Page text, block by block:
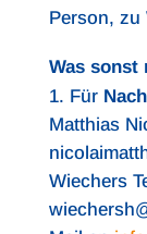
Person, zu
Was sonst
Für
Matthias
Wiechers